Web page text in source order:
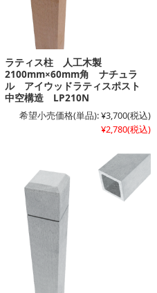
ラティス柱 人工木製
2100mm×60mm角 ナチュラ
ル アイウッドラティスポスト
中空構造 LP210N
希望小売価格(単品):¥3,700(税込)
¥2,780(税込)